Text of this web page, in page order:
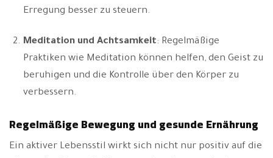
Erregung besser zu steuern.
Meditation und Achtsamkeit: Regelmäßige
Praktiken wie Meditation können helfen, den Geist zu
beruhigen und die Kontrolle über den Körper zu
verbessern.
Regelmäßige Bewegung und gesunde Ernährung
Ein aktiver Lebensstil wirkt sich nicht nur positiv auf die